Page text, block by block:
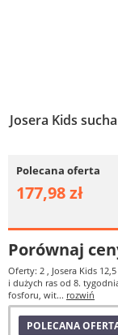
Josera Kids
Polecana oferta
177,98 zł
Porównaj
Oferty: 2 , Josera Kids
i dużych ras od 8.
fosforu, wit... rozwiń
POLECANA